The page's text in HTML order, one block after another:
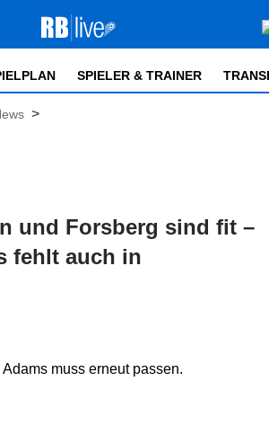
SPIELER & TRAINER
>
und Forsberg sind fit –
fehlt auch in